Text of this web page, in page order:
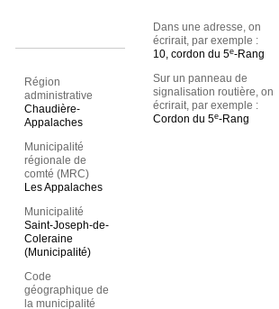
Région
administrative
Chaudière-
Appalaches
Municipalité
régionale de
comté (MRC)
Les Appalaches
Municipalité
Saint-Joseph-de-
Coleraine
(Municipalité)
Code
géographique de
la municipalité
Dans une adresse, on
écrirait, par exemple :
10, cordon du 5e-Rang
Sur un panneau de
signalisation routière, on
écrirait, par exemple :
Cordon du 5e-Rang